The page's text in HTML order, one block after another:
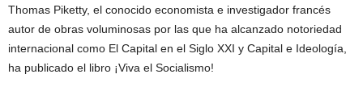
Thomas Piketty, el conocido economista e investigador francés
autor de obras voluminosas por las que ha alcanzado notoriedad
internacional como El Capital en el Siglo XXI y Capital e Ideología,
ha publicado el libro ¡Viva el Socialismo!